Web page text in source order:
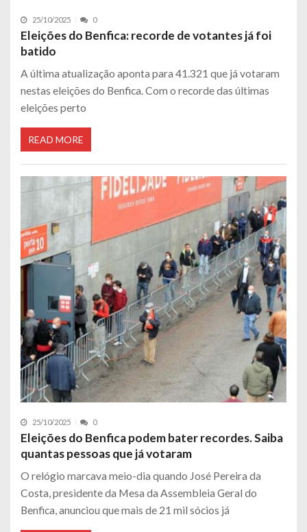
25/10/2025 0
Eleições do Benfica: recorde de votantes já foi
batido
A última atualização aponta para 41.321 que já votaram
nestas eleições do Benfica. Com o recorde das últimas
eleições perto
READ MORE
25/10/2025 0
Eleições do Benfica podem bater recordes. Saiba
quantas pessoas que já votaram
O relógio marcava meio-dia quando José Pereira da
Costa, presidente da Mesa da Assembleia Geral do
Benfica, anunciou que mais de 21 mil sócios já